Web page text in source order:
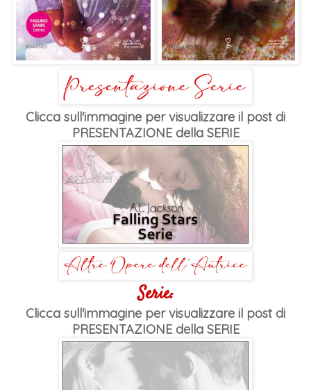
Clicca sull'immagine per visualizzare il post di
PRESENTAZIONE della SERIE
Serie:
Clicca sull'immagine per visualizzare il post di
PRESENTAZIONE della SERIE